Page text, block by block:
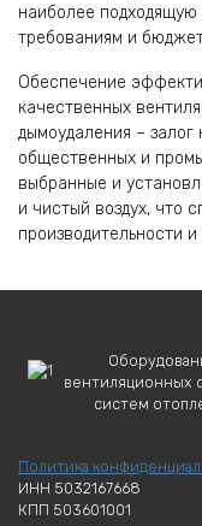
наиболее
требованиям и
Обеспечение
качественных
дымоудаления –
общественных и
выбранные и
и чистый воздух, что
производительности
вентиляционных
систем
Политика
ИНН 5032167668
КПП 503601001